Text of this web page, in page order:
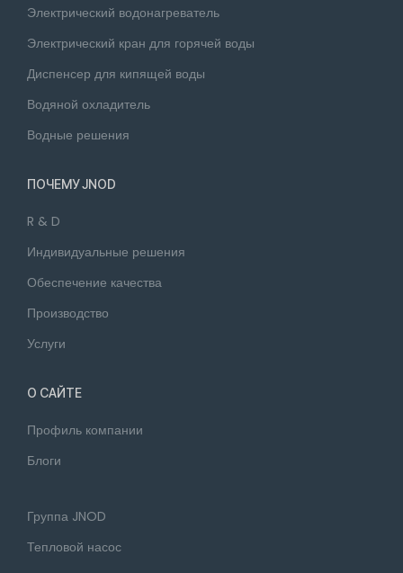
Электрический водонагреватель
Электрический кран для горячей воды
Диспенсер для кипящей воды
Водяной охладитель
Водные решения
ПОЧЕМУ JNOD
R & D
Индивидуальные решения
Обеспечение качества
Производство
Услуги
О САЙТЕ
Профиль компании
Блоги
Группа JNOD
Тепловой насос